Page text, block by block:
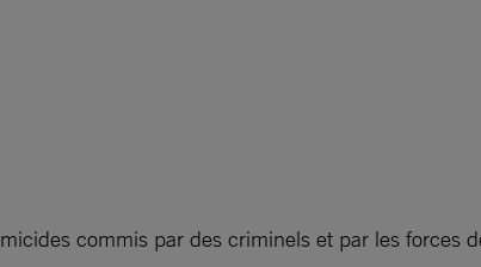
commis par des criminels et par les